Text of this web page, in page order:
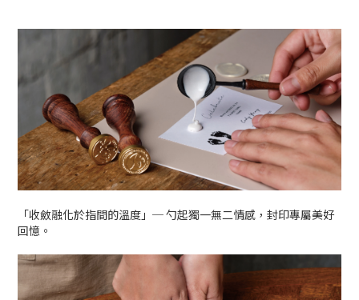
「收斂融化於指間的溫度」─ 勺起獨一無二情感，封印專屬美好
回憶。